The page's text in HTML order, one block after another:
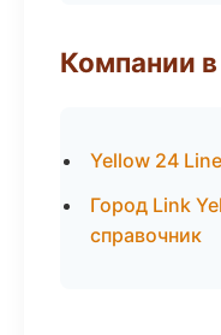
Компании
Yellow 24
Город Link
справочник